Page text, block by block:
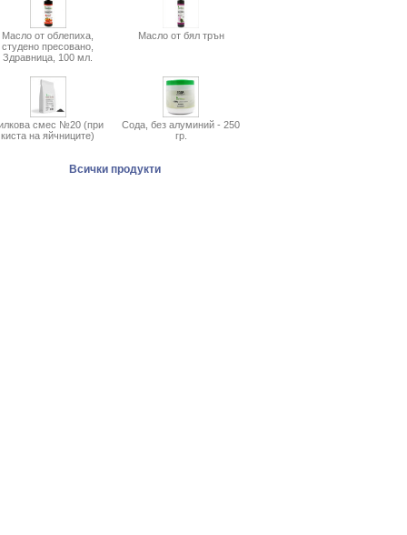
Масло от облепиха,
студено пресовано,
Здравница, 100 мл.
Масло от бял трън
смес №20 (при
киста на яйчниците)
Сода, без алуминий - 250
гр.
Всички продукти